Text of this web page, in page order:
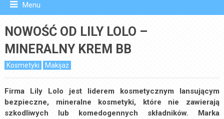
Menu
NOWOŚĆ OD LILY LOLO –
MINERALNY KREM BB
Kosmetyki Makijaż
Firma Lily Lolo jest liderem kosmetycznym lansującym
bezpieczne, mineralne kosmetyki, które nie zawierają
szkodliwych lub komedogennych składników. Marka